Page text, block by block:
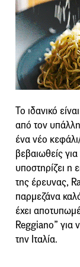
Το ιδανικό
από τον
ένα νέο
βεβαιωθείς
υποστηρίζει η
της έρευνας,
παρμεζάνα
έχει
Reggiano” για
την Ιταλία.